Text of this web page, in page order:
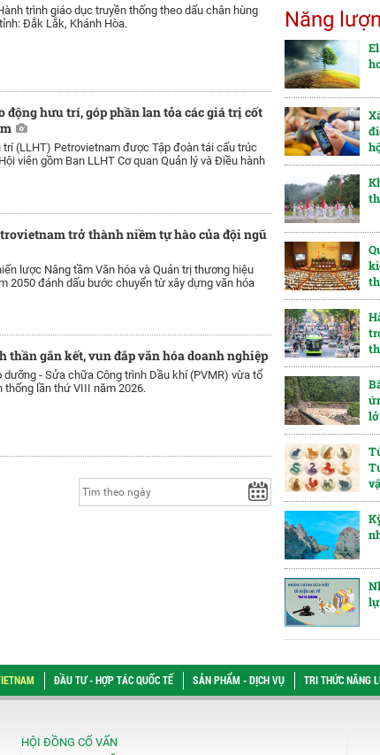
trình giáo dục truyền thống theo dấu chân hùng
Đắk Lắk, Khánh Hòa.
động hưu trí, góp phần lan tỏa các giá trị cốt
trí (LLHT) Petrovietnam được Tập đoàn tái cấu trúc
viên gồm Ban LLHT Cơ quan Quản lý và Điều hành
trở thành niềm tự hào của đội ngũ
lược Nâng tầm Văn hóa và Quản trị thương hiệu
2050 đánh dấu bước chuyển từ xây dựng văn hóa
thần gắn kết, vun đắp văn hóa doanh nghiệp
dưỡng - Sửa chữa Công trình Dầu khí (PVMR) vừa tổ
lần thứ VIII năm 2026.
Năng
lở
ĐẦU TƯ - HỢP TÁC QUỐC TẾ SẢN PHẨM - DỊCH VỤ TRI THỨC NĂNG
HỘI ĐỒNG CỐ VẤN